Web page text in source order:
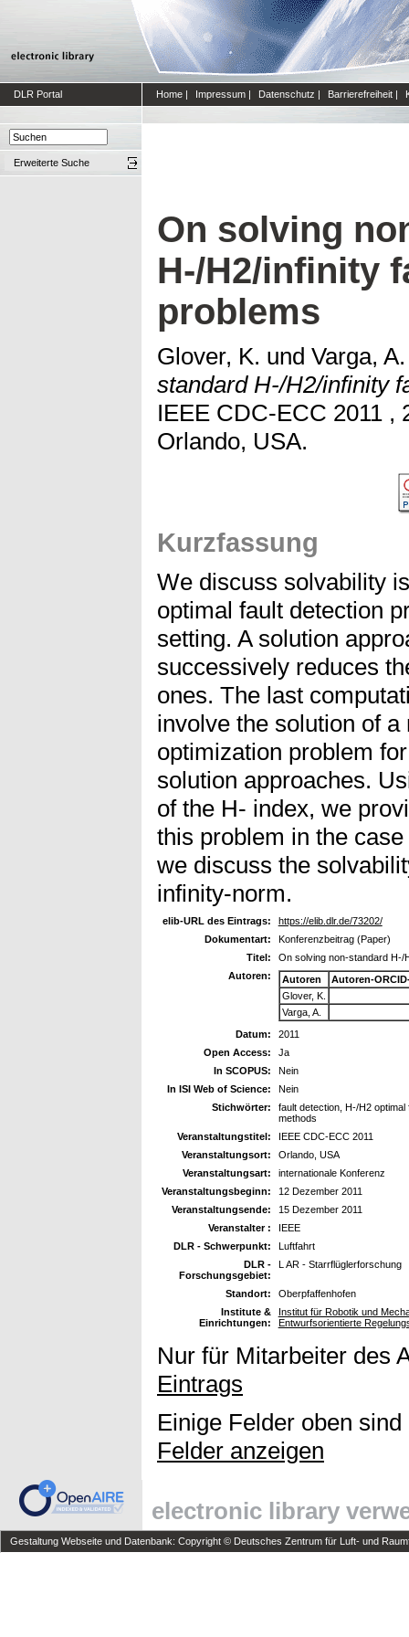
DLR Portal Home | Impressum | Datenschutz | Barrierefreiheit |
Erweiterte Suche
On solving
H-/H2/infinity
problems
Glover, K. und Varga,
standard H-/H2/infinity
IEEE CDC-ECC 2011 ,
Orlando, USA.
Kurzfassung
We discuss solvability
optimal fault detection
setting. A solution
successively reduces
ones. The last
involve the solution of
optimization problem
solution approaches.
of the H- index, we
this problem in the
we discuss the
infinity-norm.
elib-URL des Eintrags:
https://elib.dlr.de/73202/
Dokumentart:
Konferenzbeitrag (Paper)
Titel:
On solving non-standard H-/
Autoren:
Autoren
Autoren-
Glover, K.
Varga, A.
Datum:
2011
Open Access:
Ja
In SCOPUS:
Nein
In ISI Web of Science:
Nein
Stichwörter:
fault detection, H-/H2
methods
Veranstaltungstitel:
IEEE CDC-ECC 2011
Veranstaltungsort:
Orlando, USA
Veranstaltungsart:
internationale Konferenz
Veranstaltungsbeginn:
12 Dezember 2011
Veranstaltungsende:
15 Dezember 2011
Veranstalter :
IEEE
DLR - Schwerpunkt:
Luftfahrt
DLR -
Forschungsgebiet:
L AR - Starrflüglerforschung
Standort:
Oberpfaffenhofen
Institute &
Einrichtungen:
Institut für Robotik und
Entwurfsorientierte
Nur für Mitarbeiter des
Eintrags
Einige Felder oben
Felder anzeigen
electronic library
Gestaltung Webseite und Datenbank: Copyright © Deutsches Zentrum für Luft- und